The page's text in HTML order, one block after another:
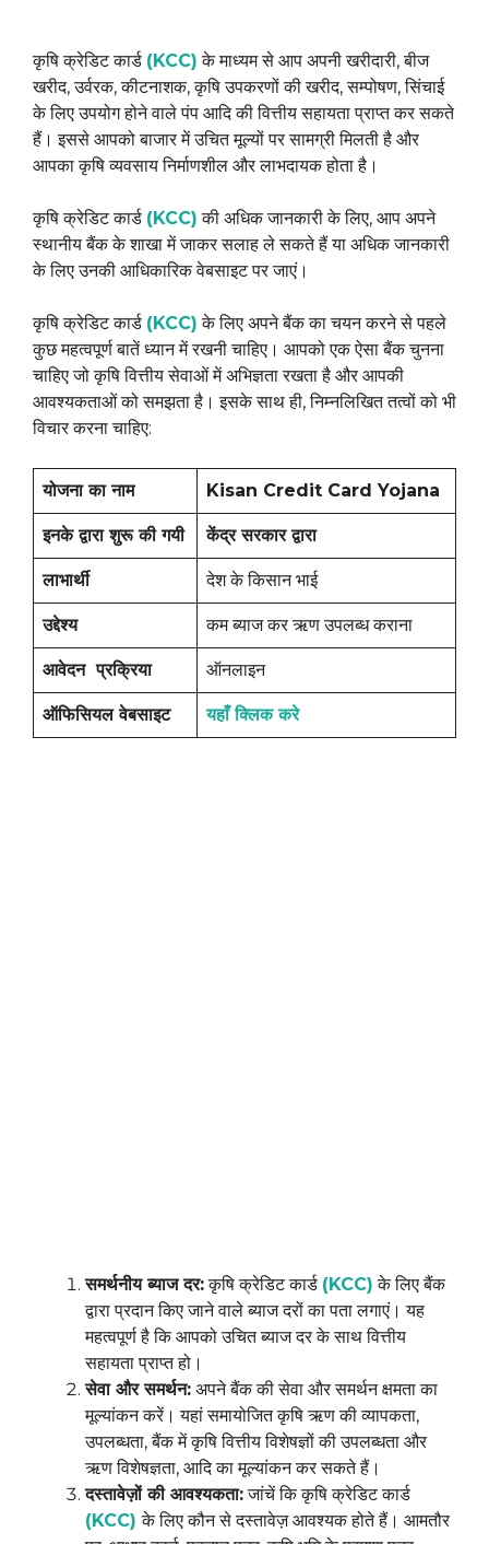
कृषि क्रेडिट कार्ड (KCC) के माध्यम से आप अपनी खरीदारी, बीज
खरीद, उर्वरक, कीटनाशक, कृषि उपकरणों की खरीद, सम्पोषण, सिंचाई
के लिए उपयोग होने वाले पंप आदि की वित्तीय सहायता प्राप्त कर सकते
हैं। इससे आपको बाजार में उचित मूल्यों पर सामग्री मिलती है और
आपका कृषि व्यवसाय निर्माणशील और लाभदायक होता है।
कृषि क्रेडिट कार्ड (KCC) की अधिक जानकारी के लिए, आप अपने
स्थानीय बैंक के शाखा में जाकर सलाह ले सकते हैं या अधिक जानकारी
के लिए उनकी आधिकारिक वेबसाइट पर जाएं।
कृषि क्रेडिट कार्ड (KCC) के लिए अपने बैंक का चयन करने से पहले
कुछ महत्वपूर्ण बातें ध्यान में रखनी चाहिए। आपको एक ऐसा बैंक चुनना
चाहिए जो कृषि वित्तीय सेवाओं में अभिज्ञता रखता है और आपकी
आवश्यकताओं को समझता है। इसके साथ ही, निम्नलिखित तत्वों को भी
विचार करना चाहिए:
योजना का नाम Kisan Credit Card Yojana
इनके द्वारा शुरू की गयी केंद्र सरकार द्वारा
लाभार्थी देश के किसान भाई
उद्देश्य कम ब्याज कर ऋण उपलब्ध कराना
आवेदन प्रक्रिया ऑनलाइन
ऑफिसियल वेबसाइट यहाँ क्लिक करे
समर्थनीय ब्याज दर:कृषि क्रेडिट कार्ड (KCC) के लिए बैंक
द्वारा प्रदान किए जाने वाले ब्याज दरों का पता लगाएं। यह
महत्वपूर्ण है कि आपको उचित ब्याज दर के साथ वित्तीय
सहायता प्राप्त हो।
सेवा और समर्थन: अपने बैंक की सेवा और समर्थन क्षमता का
मूल्यांकन करें। यहां समायोजित कृषि ऋण की व्यापकता,
उपलब्धता, बैंक में कृषि वित्तीय विशेषज्ञों की उपलब्धता और
ऋण विशेषज्ञता, आदि का मूल्यांकन कर सकते हैं।
दस्तावेज़ों की आवश्यकता:जांचें कि कृषि क्रेडिट कार्ड
(KCC)के लिए कौन से दस्तावेज़ आवश्यक होते हैं। आमतौर